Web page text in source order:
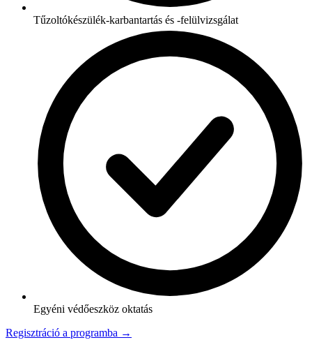
Tűzoltókészülék-karbantartás és -felülvizsgálat
Egyéni védőeszköz oktatás
Regisztráció a programba →